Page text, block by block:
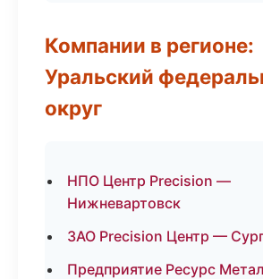
Компании в регионе:
Уральский
округ
НПО Центр Precision —
Нижневартовск
ЗАО Precision Центр —
Предприятие Ресурс